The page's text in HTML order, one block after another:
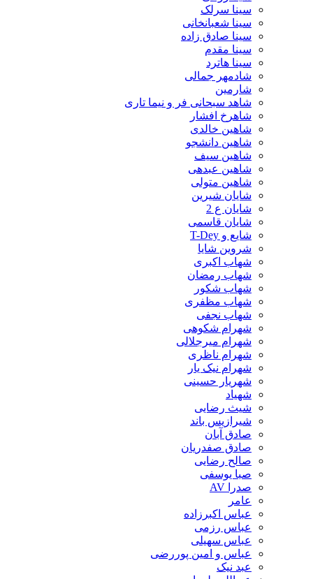
سینا سرلک
سینا شعبانخانی
سینا صادق زاده
سینا مقدم
سینا هاترد
شادمهر جمالی
شارمین
شاهد سبحانی فر و نیما تاری
شاهرخ افشار
شاهین خالدی
شاهین دانشجو
شاهین سیف
شاهین عبدهی
شاهین متولی
شایان شیرین
شایان ع 2
شایان قاسمی
شایع و T-Dey
شروین شایا
شهاب اکبری
شهاب رمضان
شهاب شکور
شهاب مظفری
شهاب نجفی
شهرام شکوهی
شهرام میرجلالی
شهرام ناظری
شهرام نیک یار
شهریار حسینی
شیث رضایی
شیرازیس باند
صادق آبان
صادق صفدریان
صالح رضایی
صبا یوسفی
عباس اکبرزاده
عباس رزمی
عباس سهیلی
عباس و امین پوررضی
عبد نیک